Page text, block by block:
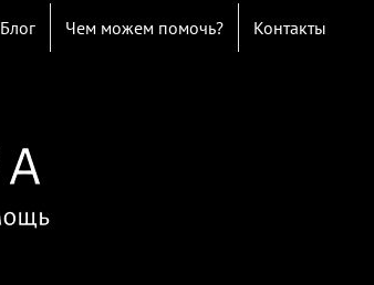
Блог Чем можем помочь? Контакты